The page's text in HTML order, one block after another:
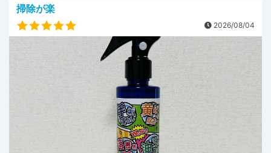
掃除が楽
2026/08/04